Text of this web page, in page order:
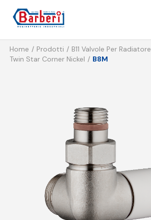
Home Prodotti
B11 Valvole Per Radiatore
Twin Star Corner Nickel
B8M